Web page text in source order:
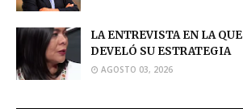
LA ENTREVISTA EN LA
DEVELÓ SU ESTRATEGIA
AGOSTO 03, 2026